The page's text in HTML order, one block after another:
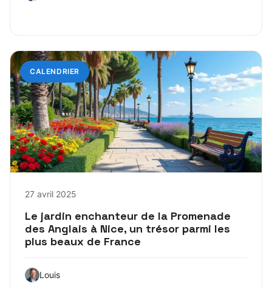
CALENDRIER
27 avril 2025
Le jardin enchanteur de la Promenade
des Anglais à Nice, un trésor parmi les
plus beaux de France
Louis